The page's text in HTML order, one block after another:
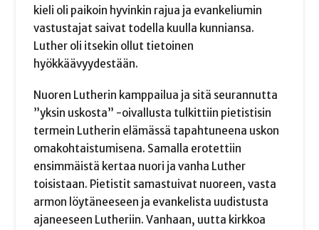
kieli oli paikoin hyvinkin rajua ja evankeliumin
vastustajat saivat todella kuulla kunniansa.
Luther oli itsekin ollut tietoinen
hyökkäävyydestään.
Nuoren Lutherin kamppailua ja sitä seurannutta
”yksin uskosta” -oivallusta tulkittiin pietistisin
termein Lutherin elämässä tapahtuneena uskon
omakohtaistumisena. Samalla erotettiin
ensimmäistä kertaa nuori ja vanha Luther
toisistaan. Pietistit samastuivat nuoreen, vasta
armon löytäneeseen ja evankelista uudistusta
ajaneeseen Lutheriin. Vanhaan, uutta kirkkoa